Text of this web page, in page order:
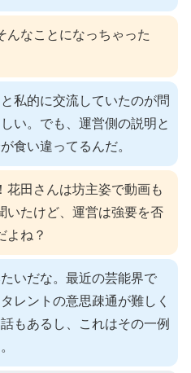
んなことになっちゃった
私的に交流していたのが問
い。でも、運営側の説明と
食い違ってるんだ。
花田さんは坊主姿で動画も
いたけど、運営は強要を否
よね？
いだな。最近の芸能界で
レントの意思疎通が難しく
もあるし、これはその一例